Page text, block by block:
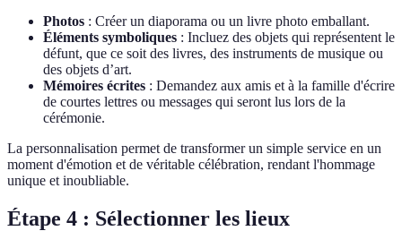
Photos : Créer un diaporama ou un livre photo emballant.
Éléments symboliques : Incluez des objets qui représentent le
défunt, que ce soit des livres, des instruments de musique ou
des objets d’art.
Mémoires écrites : Demandez aux amis et à la famille d'écrire
de courtes lettres ou messages qui seront lus lors de la
cérémonie.
La personnalisation permet de transformer un simple service en un
moment d'émotion et de véritable célébration, rendant l'hommage
unique et inoubliable.
Étape 4 : Sélectionner les lieux